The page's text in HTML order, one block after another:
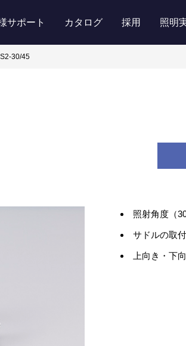
サポート カタログ 採用 照明
30/45
照射角度（
サドルの取
上向き・下